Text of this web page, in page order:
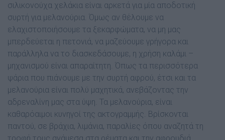
σιλικονούχα χελάκια είναι αρκετά για μία αποδοτική
συρτή για μελανούρια. Όμως αν θέλουμε να
ελαχιστοποιήσουμε τα ξεκαρφώματα, να μη μας
μπερδεύεται η πετονιά, να μαζεύουμε γρήγορα και
παράλληλα να το διασκεδάσουμε, η χρήση καλάμι –
μηχανισμού είναι απαραίτητη. Όπως τα περισσότερα
ψάρια που πιάνουµε µε την συρτή αφρού, έτσι και τα
μελανούρια είναι πολύ µαχητικά, ανεβάζοντας την
αδρεναλίνη µας στα ύψη. Τα μελανούρια, είναι
καθαρόαιμοι κυνηγοί της ακτογραμμής. Βρίσκονται
παντού, σε βράχια, λιμάνια, παραλίες όπου αναζητά τη